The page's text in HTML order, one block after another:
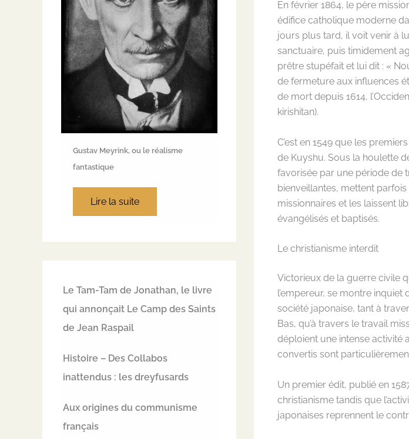
Gustav Meyrink, ou le réalisme
fantastique
Lire la suite
Le Tam-Tam de Jonathan, le livre
qui annonçait Le Camp des Saints
de Jean Raspail
Histoire – Des Collabos
inattendus : les dreyfusards
Aux origines du communisme
français
En février 1864, le père
édifice catholique moderne
jours plus tard, il voit venir à
sanctuaire, puis timidement
prêtre stupéfait et lui dit : «
de fermeture aux influences
de mort depuis 1614,
kirishitan).
C’est en 1549 que les
de Kuyshu. Sous la houlette
favorisée par une période de
bienveillantes, mettent
missionnaires et les laissent
évangélisés et baptisés.
Le christianisme interdit
Victorieux de la guerre civile
l’empereur, se montre
société japonaise, tant à
Bas, qu’à travers le travail
déploient une intense activité
convertis sont
Un premier édit, publié en
christianisme tandis que
japonaises reprennent le